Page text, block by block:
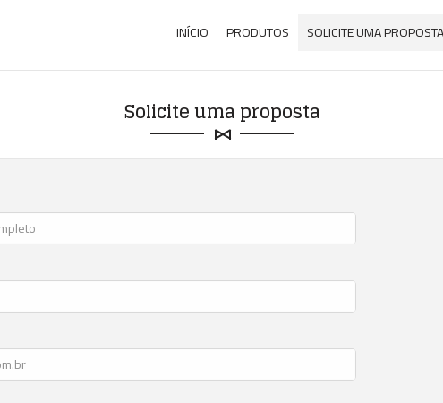
INÍCIO PRODUTOS SOLICITE UMA PROPOSTA
Solicite uma proposta